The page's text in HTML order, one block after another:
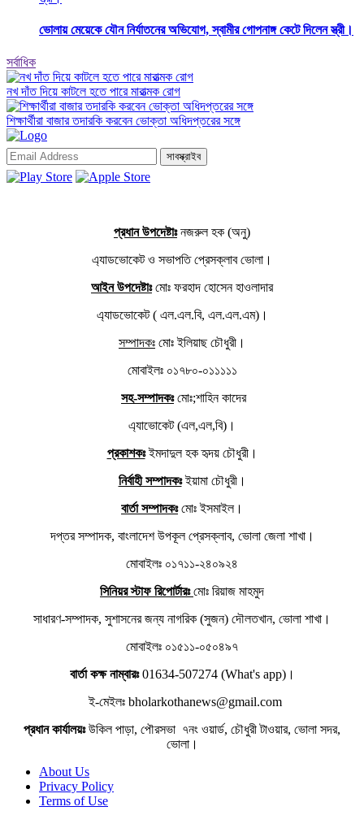
ভোলায় মেয়েকে যৌন নির্যাতনের অভিযোগ, স্বামীর গোপনাঙ্গ কেটে দিলেন স্ত্রী।
সর্বাধিক
নখ দাঁত দিয়ে কাটলে হতে পারে মারাত্মক রোগ
শিক্ষার্থীরা বাজার তদারকি করবেন ভোক্তা অধিদপ্তরের সঙ্গে
সাবস্ক্রাইব
প্রধান উপদেষ্টাঃনজরুল হক (অনু)
এ্যাডভোকেট ও সভাপতি প্রেসক্লাব ভোলা।
আইন উপদেষ্টাঃমোঃ ফরহাদ হোসেন হাওলাদার
এ্যাডভোকেট ( এল.এল.বি, এল.এল.এম)।
সম্পাদকঃ মোঃ ইলিয়াছ চৌধুরী।
মোবাইলঃ ০১৭৮০-০১১১১১
সহ-সম্পাদকঃমোঃ;শাহিন কাদের
এ্যাভোকেট (এল,এল,বি)।
প্রকাশকঃইমদাদুল হক হৃদয় চৌধুরী।
নির্বাহী সম্পাদকঃইয়ামা চৌধুরী।
বার্তা সম্পাদকঃমোঃ ইসমাইল।
দপ্তর সম্পাদক, বাংলাদেশ উপকূল প্রেসক্লাব, ভোলা জেলা শাখা।
মোবাইলঃ ০১৭১১-২৪০৯২৪
সিনিয়র স্টাফ রিপোর্টারঃমোঃ রিয়াজ মাহমুদ
সাধারণ-সম্পাদক, সুশাসনের জন্য নাগরিক (সুজন) দৌলতখান, ভোলা শাখা।
মোবাইলঃ ০১৫১১-০৫০৪৯৭
বার্তা কক্ষ নাম্বারঃ01634-507274 (What's app)।
ই-মেইলঃ bholarkothanews@gmail.com
প্রধান কার্যালয়ঃউকিল পাড়া, পৌরসভা ৭নং ওয়ার্ড, চৌধুরী টাওয়ার, ভোলা সদর,
ভোলা।
About Us
Privacy Policy
Terms of Use